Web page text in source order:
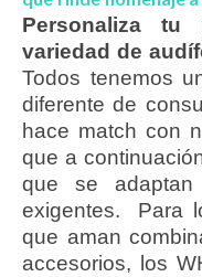
Personaliza
variedad de
Todos tenemos
diferente de
hace match con
que a
que se
exigentes. Para
que aman
accesorios, los